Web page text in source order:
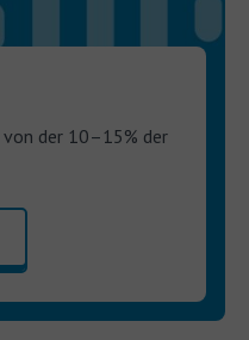
von der 10–15% der